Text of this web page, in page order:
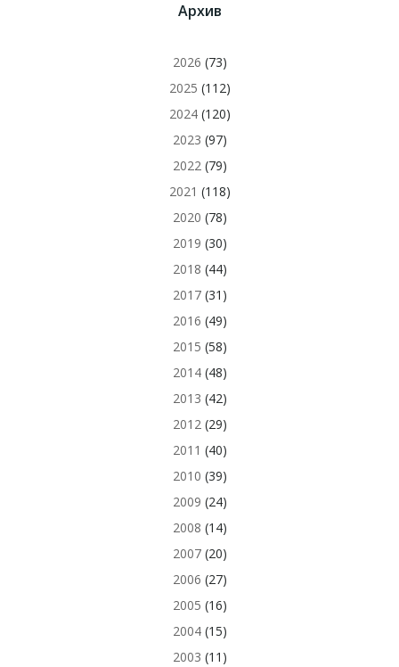
Архив
2026 (73)
2025 (112)
2024(120)
2023 (97)
2022(79)
2021 (118)
2020 (78)
2019 (30)
2018 (44)
2017(31)
2016 (49)
2015 (58)
2014(48)
2013 (42)
2012(29)
2011 (40)
2010 (39)
2009 (24)
2008 (14)
2007(20)
2006 (27)
2005 (16)
2004(15)
2003 (11)